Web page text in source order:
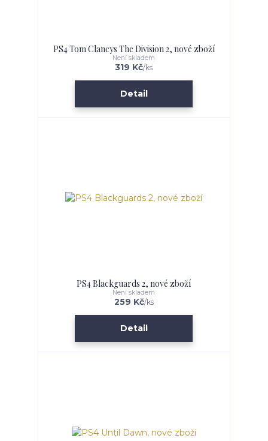
PS4 Tom Clancys The Division 2, nové zboží
319 Kč/ks
Není skladem
Detail
PS4 Blackguards 2, nové zboží
259 Kč/ks
Není skladem
Detail